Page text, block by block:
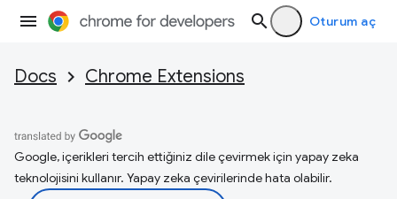
Oturum aç
Docs Chrome Extensions
Google, içerikleri tercih ettiğiniz dile çevirmek için yapay zeka
teknolojisini kullanır. Yapay zeka çevirilerinde hata olabilir.